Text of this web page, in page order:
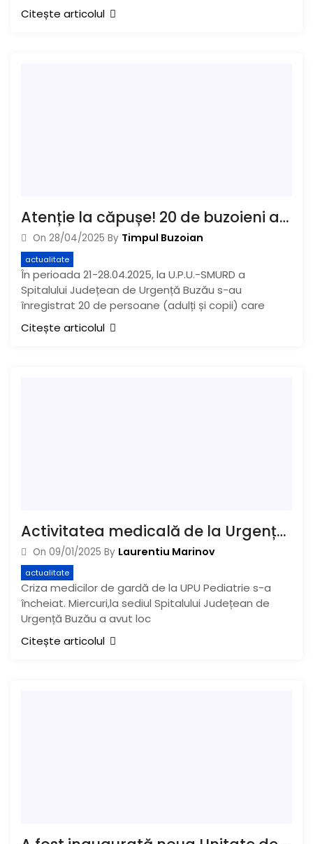
Citește articolul
Atenție la căpușe! 20 de buzoieni au ajuns la spital, într-o săptămână
On 28/04/2025 By Timpul Buzoian
actualitate
În perioada 21-28.04.2025, la U.P.U.-SMURD a
Spitalului Județean de Urgență Buzău s-au
înregistrat 20 de persoane (adulți și copii) care
Citește articolul
Activitatea medicală de la Urgențe-Pediatrie reintră în normal
On 09/01/2025 By Laurentiu Marinov
actualitate
Criza medicilor de gardă de la UPU Pediatrie s-a
încheiat. Miercuri,la sediul Spitalului Județean de
Urgență Buzău a avut loc
Citește articolul